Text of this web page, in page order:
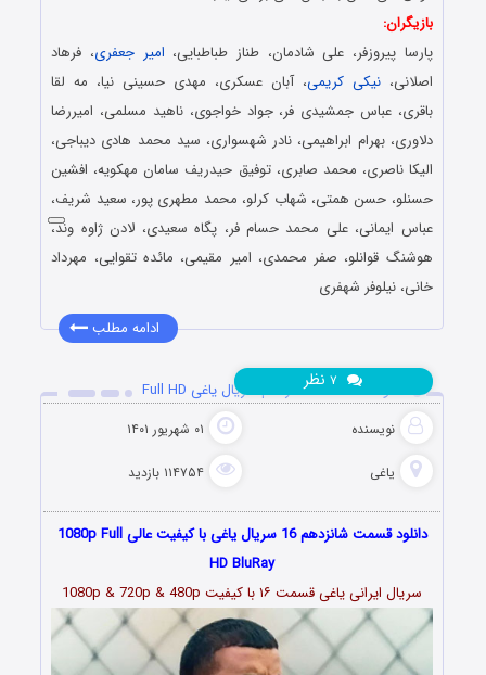
بازیگران:
پارسا پیروزفر، علی شادمان، طناز طباطبایی، امیر جعفری، فرهاد
اصلانی،نیکی کریمی، آبان عسکری، مهدی حسینی نیا، مه لقا
باقری، عباس جمشیدی فر، جواد خواجوی، ناهید مسلمی، امیررضا
دلاوری، بهرام ابراهیمی، نادر شهسواری، سید محمد هادی دیباجی،
الیکا ناصری، محمد صابری، توفیق حیدریف سامان مهکویه، افشین
حسنلو، حسن همتی، شهاب کرلو، محمد مطهری پور، سعید شریف،
عباس ایمانی، علی محمد حسام فر، پگاه سعیدی، لادن ژاوه وند،
هوشنگ قوانلو، صفر محمدی، امیر مقیمی، مائده تقوایی، مهرداد
خانی، نیلوفر شهفری
ادامه مطلب
دانلود قسمت 16 شانزدهم سریال یاغی Full HD
نویسنده ۰۱ شهریور ۱۴۰۱
یاغی ۱۱۴۷۵۴ بازدید
نظر
دانلود قسمت شانزدهم 16 سریال یاغی با کیفیت عالی 1080p Full
HD BluRay
سریال ایرانی یاغی قسمت ۱۶با کیفیت 1080p & 720p & 480p